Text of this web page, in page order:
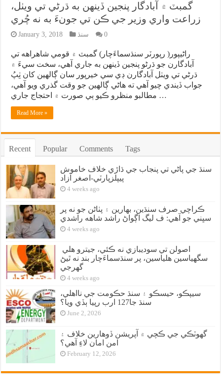
گمبٽ ۾ آبادگار پنجين ڏينهن به ڌرڻي تي ويٺل،
زراعت واري وزير جي ڪن تي جونءَ به نه چُري
January 3, 2018 سنڌ 0
راڻيپور( رپورٽر سنڌسماءَچار) گمبٽ ۾ قومي شاهراهه تي
آبادگارن جو ڌرڻو پنجين ڏينهن به جاري آهي، سخت سيءَ ۾
ڌرڻي تي ويٺل آبادگارن ڊي سي خيرپور سان ڳالهين کان ٺِپُ
جواب ڏيندي چيو آهي ته هاڻي ڳالهين جو وقت گذري ويو آهي،
مطالبو منظرو ڪيو ٻي صورت ۾ احتجاج جاري …
Read More »
Recent Popular Comments Tags
سنڌ جي پاڻي تي پنجاب جي ڌاڙي خلاف خاموش
پيپلزپارٽي-اصغر آزاد
4 weeks ago
ڪراچي صرف سنڌين، بهارين ۽ پٺاڻن جو نه پر
سڀني جو آهي: ف ليگ اڳواڻ راشد شاهه راشدي
4 weeks ago
سگهياسين هلياسين، پر سنڌسماءَچار بند نه ٿيڻ
گهرجي
4 weeks ago
سيپڪو، حيسڪو ۽ سنڌ حڪومت جي نااهلي،
سنڌ جا127 ارب رپيا ٻڏي ويا؟
June 2, 2026
گهوٽڪي جي ڪچي ۾ آپريشن ڏوهارين خلاف ۽
امن امان لاءِ آهي؟
February 12, 2026